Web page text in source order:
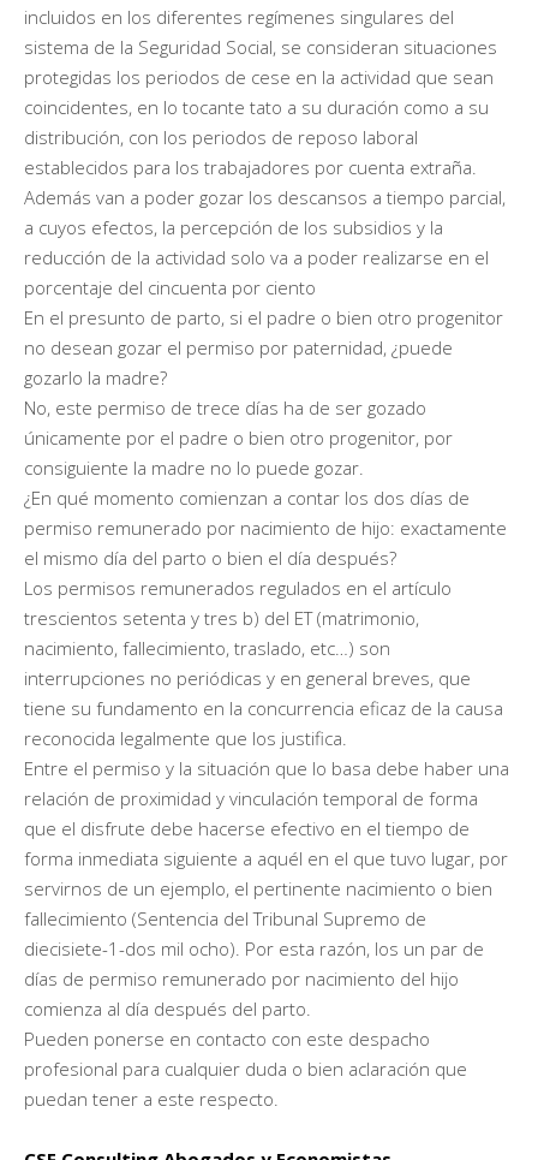
incluidos en los diferentes regímenes singulares del
sistema de la Seguridad Social, se consideran situaciones
protegidas los periodos de cese en la actividad que sean
coincidentes, en lo tocante tato a su duración como a su
distribución, con los periodos de reposo laboral
establecidos para los trabajadores por cuenta extraña.
Además van a poder gozar los descansos a tiempo parcial,
a cuyos efectos, la percepción de los subsidios y la
reducción de la actividad solo va a poder realizarse en el
porcentaje del cincuenta por ciento
En el presunto de parto, si el padre o bien otro progenitor
no desean gozar el permiso por paternidad, ¿puede
gozarlo la madre?
No, este permiso de trece días ha de ser gozado
únicamente por el padre o bien otro progenitor, por
consiguiente la madre no lo puede gozar.
¿En qué momento comienzan a contar los dos días de
permiso remunerado por nacimiento de hijo: exactamente
el mismo día del parto o bien el día después?
Los permisos remunerados regulados en el artículo
trescientos setenta y tres b) del ET (matrimonio,
nacimiento, fallecimiento, traslado, etc…) son
interrupciones no periódicas y en general breves, que
tiene su fundamento en la concurrencia eficaz de la causa
reconocida legalmente que los justifica.
Entre el permiso y la situación que lo basa debe haber una
relación de proximidad y vinculación temporal de forma
que el disfrute debe hacerse efectivo en el tiempo de
forma inmediata siguiente a aquél en el que tuvo lugar, por
servirnos de un ejemplo, el pertinente nacimiento o bien
fallecimiento (Sentencia del Tribunal Supremo de
diecisiete-1-dos mil ocho). Por esta razón, los un par de
días de permiso remunerado por nacimiento del hijo
comienza al día después del parto.
Pueden ponerse en contacto con este despacho
profesional para cualquier duda o bien aclaración que
puedan tener a este respecto.